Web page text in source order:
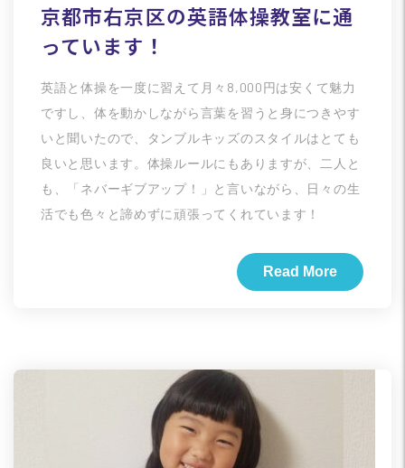
京都市右京区の英語体操教室に通
っています！
英語と体操を一度に習えて月々8,000円は安くて魅力
ですし、体を動かしながら言葉を習うと身につきやす
いと聞いたので、タンブルキッズのスタイルはとても
良いと思います。体操ルールにもありますが、二人と
も、「ネバーギブアップ！」と言いながら、日々の生
活でも色々と諦めずに頑張ってくれています！
Read More